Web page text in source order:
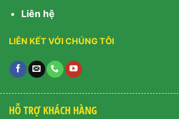
Liên hệ
LIÊN KẾT VỚI CHÚNG TÔI
HỖ TRỢ KHÁCH HÀNG